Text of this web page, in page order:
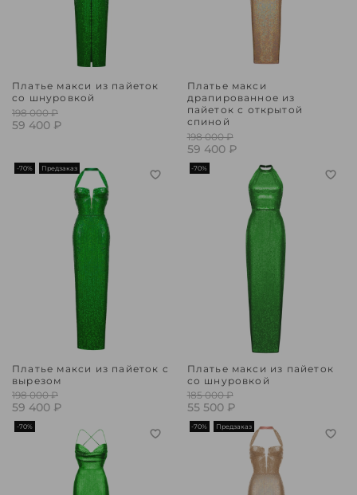
Платье макси из пайеток
со шнуровкой
198 000 ₽
59 400 ₽
Платье макси
драпированное из
пайеток с открытой
спиной
198 000 ₽
59 400 ₽
-70% Предзаказ
Платье макси из пайеток с
вырезом
198 000 ₽
59 400 ₽
-70%
Платье макси из пайеток
со шнуровкой
185 000 ₽
55 500 ₽
-70% -70% Предзаказ